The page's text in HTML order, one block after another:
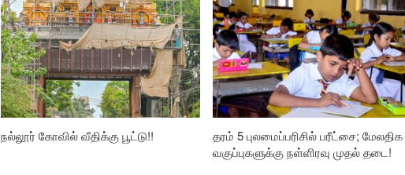
நல்லூர் கோவில் வீதிக்கு பூட்டு!!
தரம் 5 புலமைப்பரிசில் பரீட்சை; மேலதிக
வகுப்புகளுக்கு நள்ளிரவு முதல் தடை!